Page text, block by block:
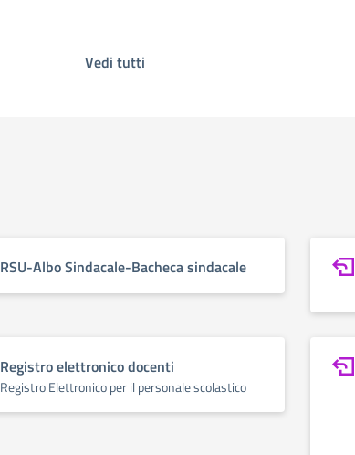
Vedi tutti
RSU-Albo Sindacale-Bacheca sindacale
Registro elettronico docenti
Registro Elettronico per il personale scolastico